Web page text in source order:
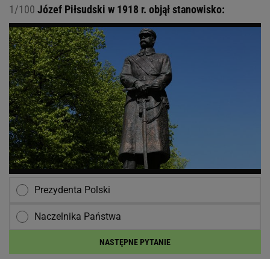
1/100 Józef Piłsudski w 1918 r. objął stanowisko:
Prezydenta Polski
Naczelnika Państwa
NASTĘPNE PYTANIE